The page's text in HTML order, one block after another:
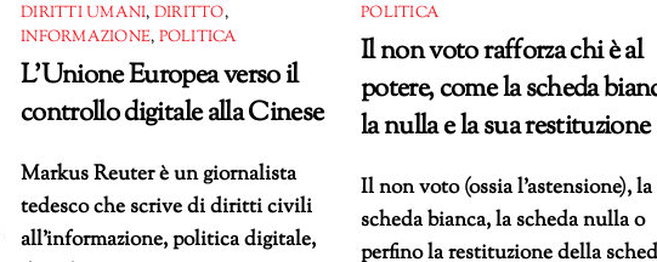
DIRITTI UMANI, DIRITTO,
INFORMAZIONE, POLITICA
L’Unione Europea verso il
controllo digitale alla Cinese
Markus Reuter è un giornalista
tedesco che scrive di diritti civili
all’informazione, politica digitale,
POLITICA
Il non voto rafforza chi è al
potere, come la scheda
la nulla e la sua restituzione
Il non voto (ossia l’astensione), la
scheda bianca, la scheda nulla o
perfino la restituzione della